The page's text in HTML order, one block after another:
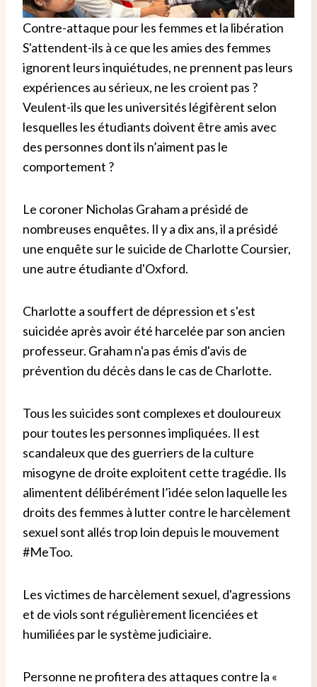
Contre-attaque pour les femmes et la libération
S'attendent-ils à ce que les amies des femmes
ignorent leurs inquiétudes, ne prennent pas leurs
expériences au sérieux, ne les croient pas ?
Veulent-ils que les universités légifèrent selon
lesquelles les étudiants doivent être amis avec
des personnes dont ils n’aiment pas le
comportement ?
Le coroner Nicholas Graham a présidé de
nombreuses enquêtes. Il y a dix ans, il a présidé
une enquête sur le suicide de Charlotte Coursier,
une autre étudiante d'Oxford.
Charlotte a souffert de dépression et s'est
suicidée après avoir été harcelée par son ancien
professeur. Graham n'a pas émis d'avis de
prévention du décès dans le cas de Charlotte.
Tous les suicides sont complexes et douloureux
pour toutes les personnes impliquées. Il est
scandaleux que des guerriers de la culture
misogyne de droite exploitent cette tragédie. Ils
alimentent délibérément l’idée selon laquelle les
droits des femmes à lutter contre le harcèlement
sexuel sont allés trop loin depuis le mouvement
#MeToo.
Les victimes de harcèlement sexuel, d'agressions
et de viols sont régulièrement licenciées et
humiliées par le système judiciaire.
Personne ne profitera des attaques contre la «